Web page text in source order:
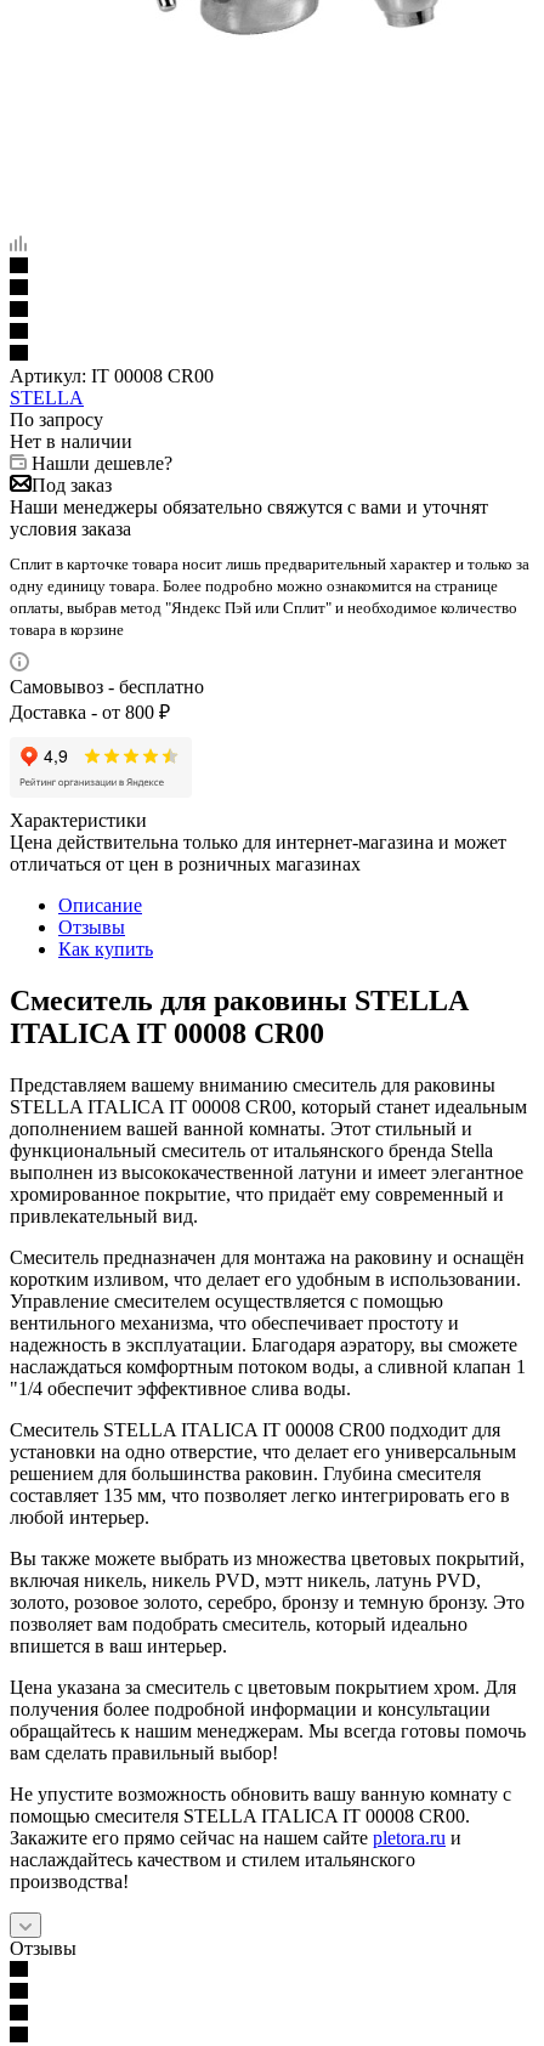
Артикул: IT 00008 CR00
STELLA
По запросу
Нет в наличии
Нашли дешевле?
Под заказ
Наши менеджеры обязательно свяжутся с вами и уточнят
условия заказа
Сплит в карточке товара носит лишь предварительный характер и только за
одну единицу товара. Более подробно можно ознакомится на странице
оплаты, выбрав метод "Яндекс Пэй или Сплит" и необходимое количество
товара в корзине
Самовывоз - бесплатно
Доставка - от 800 ₽
Характеристики
Цена действительна только для интернет-магазина и может
отличаться от цен в розничных магазинах
Описание
Отзывы
Как купить
Смеситель для раковины STELLA
ITALICA IT 00008 CR00
Представляем вашему вниманию смеситель для раковины
STELLA ITALICA IT 00008 CR00, который станет идеальным
дополнением вашей ванной комнаты. Этот стильный и
функциональный смеситель от итальянского бренда Stella
выполнен из высококачественной латуни и имеет элегантное
хромированное покрытие, что придаёт ему современный и
привлекательный вид.
Смеситель предназначен для монтажа на раковину и оснащён
коротким изливом, что делает его удобным в использовании.
Управление смесителем осуществляется с помощью
вентильного механизма, что обеспечивает простоту и
надежность в эксплуатации. Благодаря аэратору, вы сможете
наслаждаться комфортным потоком воды, а сливной клапан 1
"1/4 обеспечит эффективное слива воды.
Смеситель STELLA ITALICA IT 00008 CR00 подходит для
установки на одно отверстие, что делает его универсальным
решением для большинства раковин. Глубина смесителя
составляет 135 мм, что позволяет легко интегрировать его в
любой интерьер.
Вы также можете выбрать из множества цветовых покрытий,
включая никель, никель PVD, мэтт никель, латунь PVD,
золото, розовое золото, серебро, бронзу и темную бронзу. Это
позволяет вам подобрать смеситель, который идеально
впишется в ваш интерьер.
Цена указана за смеситель с цветовым покрытием хром. Для
получения более подробной информации и консультации
обращайтесь к нашим менеджерам. Мы всегда готовы помочь
вам сделать правильный выбор!
Не упустите возможность обновить вашу ванную комнату с
помощью смесителя STELLA ITALICA IT 00008 CR00.
Закажите его прямо сейчас на нашем сайте pletora.ru и
наслаждайтесь качеством и стилем итальянского
производства!
Отзывы